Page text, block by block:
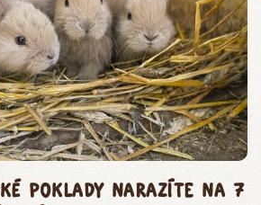
poklady narazíte na 7